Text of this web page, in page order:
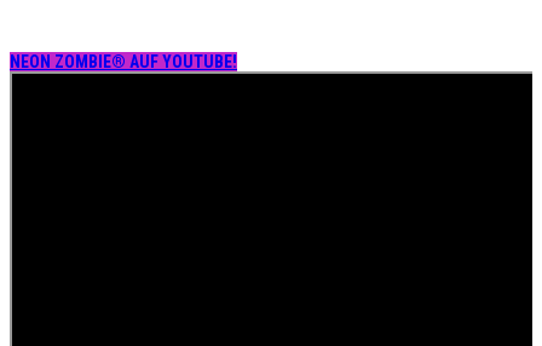
NEON ZOMBIE® AUF YOUTUBE!